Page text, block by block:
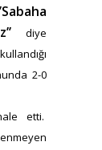
diye
2-0
etti.